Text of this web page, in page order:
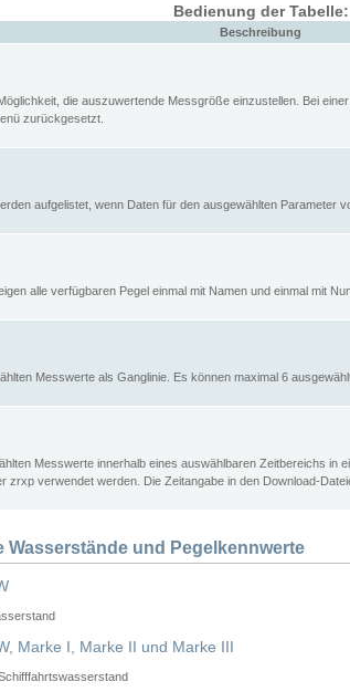
Bedienung der Tabelle:
Beschreibung
die auszuwertende Messgröße einzustellen. Bei
zurückgesetzt.
aufgelistet, wenn Daten für den ausgewählten Parameter
alle verfügbaren Pegel einmal mit Namen und einmal mit
Messwerte als Ganglinie. Es können maximal 6
Messwerte innerhalb eines auswählbaren Zeitbereichs in
zrxp verwendet werden. Die Zeitangabe in den Download-
Wasserstände und Pegelkennwerte
Marke I, Marke II und Marke III